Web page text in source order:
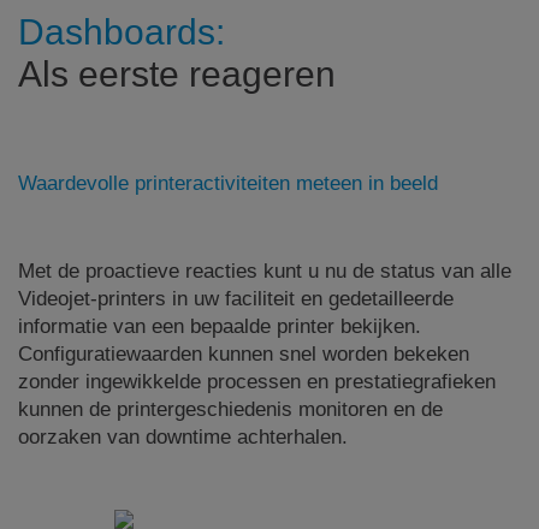
Dashboards:
Als eerste reageren
Waardevolle printeractiviteiten meteen in beeld
Met de proactieve reacties kunt u nu de status van alle
Videojet-printers in uw faciliteit en gedetailleerde
informatie van een bepaalde printer bekijken.
Configuratiewaarden kunnen snel worden bekeken
zonder ingewikkelde processen en prestatiegrafieken
kunnen de printergeschiedenis monitoren en de
oorzaken van downtime achterhalen.